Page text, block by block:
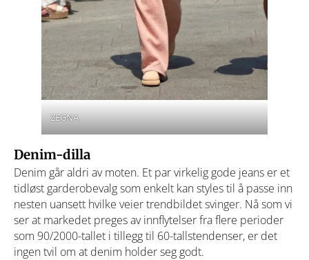
ZEGNA
Denim-dilla
Denim går aldri av moten. Et par virkelig gode jeans er et
tidløst garderobevalg som enkelt kan styles til å passe inn
nesten uansett hvilke veier trendbildet svinger. Nå som vi
ser at markedet preges av innflytelser fra flere perioder
som 90/2000-tallet i tillegg til 60-tallstendenser, er det
ingen tvil om at denim holder seg godt.